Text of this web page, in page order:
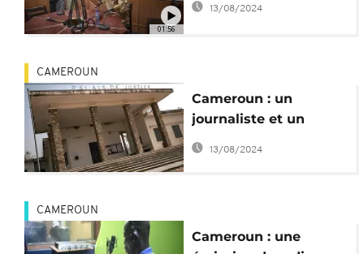
01:56
13/08/2024
CAMEROUN
Cameroun : un
journaliste et un
proche en garde à vue
13/08/2024
CAMEROUN
Cameroun : une